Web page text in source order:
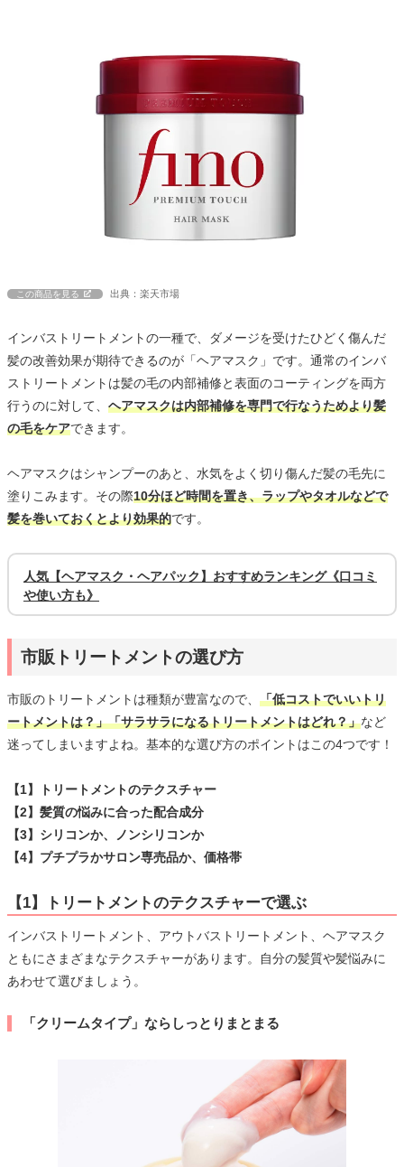
この商品を見る 出典：楽天市場
インバストリートメントの一種で、ダメージを受けたひどく傷んだ
髪の改善効果が期待できるのが「ヘアマスク」です。通常のインバ
ストリートメントは髪の毛の内部補修と表面のコーティングを両方
行うのに対して、 ヘアマスクは内部補修を専門で行なうためより髪
の毛をケアできます。
ヘアマスクはシャンプーのあと、水気をよく切り傷んだ髪の毛先に
塗りこみます。その際10分ほど時間を置き、ラップやタオルなどで
髪を巻いておくとより効果的です。
人気【ヘアマスク・ヘアパック】おすすめランキング《口コミ
や使い方も》
市販トリートメントの選び方
市販のトリートメントは種類が豊富なので、 「低コストでいいトリ
ートメントは？」「サラサラになるトリートメントはどれ？」など
迷ってしまいますよね。基本的な選び方のポイントはこの4つです！
【1】トリートメントのテクスチャー
【2】髪質の悩みに合った配合成分
【3】シリコンか、ノンシリコンか
【4】プチプラかサロン専売品か、価格帯
【1】トリートメントのテクスチャーで選ぶ
インバストリートメント、アウトバストリートメント、ヘアマスク
ともにさまざまなテクスチャーがあります。自分の髪質や髪悩みに
あわせて選びましょう。
「クリームタイプ」ならしっとりまとまる